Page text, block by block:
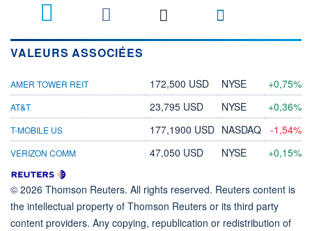
VALEURS ASSOCIÉES
AMER TOWER REIT 172,500 USD NYSE +0,75%
AT&T 23,795 USD NYSE +0,36%
T-MOBILE US 177,1900 USD NASDAQ -1,54%
VERIZON COMM 47,050 USD NYSE +0,15%
© 2026 Thomson Reuters. All rights reserved. Reuters content is
the intellectual property of Thomson Reuters or its third party
content providers. Any copying, republication or redistribution of